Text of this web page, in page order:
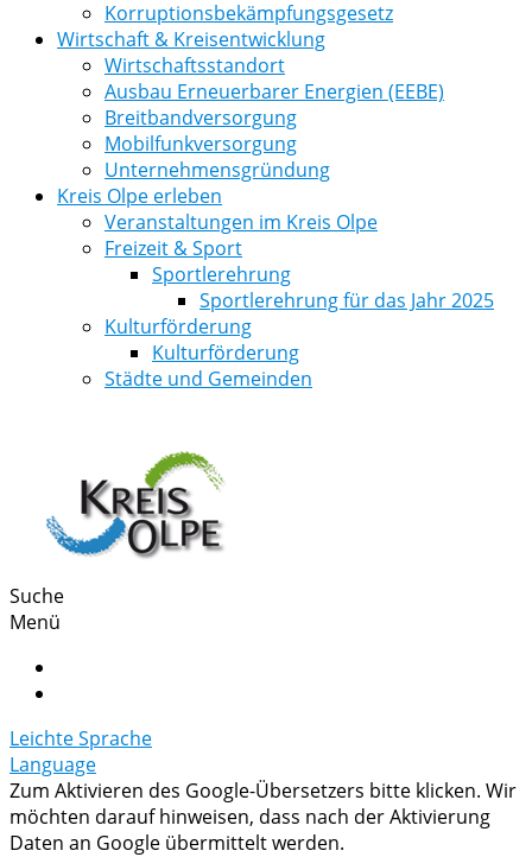
Korruptionsbekämpfungsgesetz
Wirtschaft & Kreisentwicklung
Wirtschaftsstandort
Ausbau Erneuerbarer Energien (EEBE)
Breitbandversorgung
Mobilfunkversorgung
Unternehmensgründung
Kreis Olpe erleben
Veranstaltungen im Kreis Olpe
Freizeit & Sport
Sportlerehrung
Sportlerehrung für das Jahr 2025
Kulturförderung
Kulturförderung
Städte und Gemeinden
Suche
Menü
Leichte Sprache
Language
Zum Aktivieren des Google-Übersetzers bitte klicken. Wir
möchten darauf hinweisen, dass nach der Aktivierung
Daten an Google übermittelt werden.